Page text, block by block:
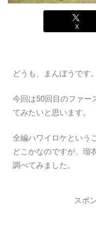
X
どうも、まんぼうです。
今回は50回目のファー
てみたいと思います。
全編ハワイロケという
どこかなのですが、瑠
調べてみました。
スポ